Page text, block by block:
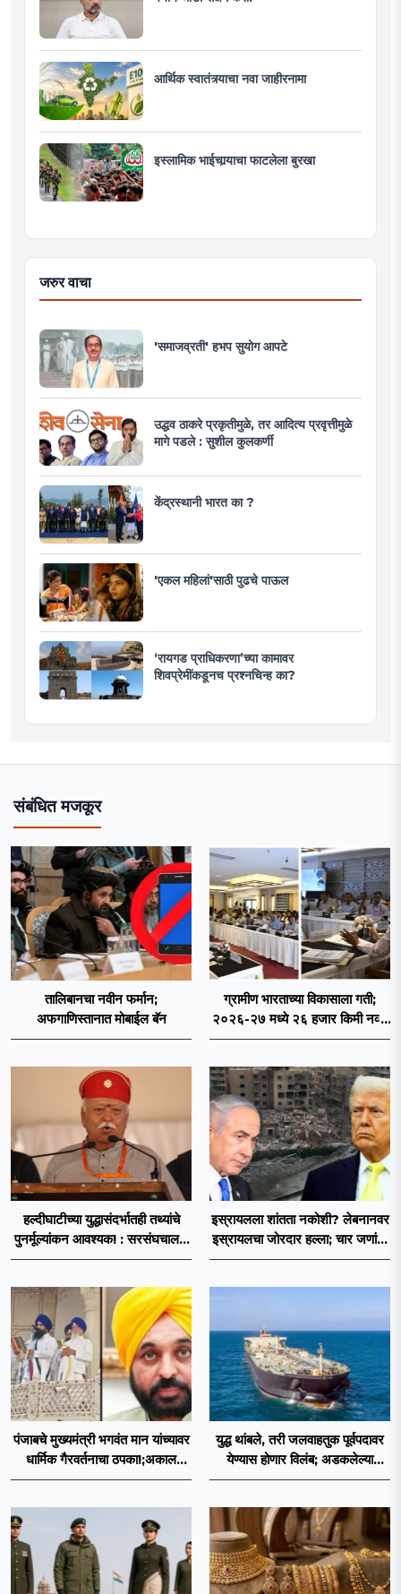
आर्थिक स्वातंत्र्याचा नवा जाहीरनामा
इस्लामिक भाईचार्‍याचा फाटलेला बुरखा
जरुर वाचा
'समाजव्रती' हभप सुयोग आपटे
उद्धव ठाकरे प्रकृतीमुळे, तर आदित्य प्रवृत्तीमुळे
मागे पडले : सुशील कुलकर्णी
केंद्रस्थानी भारत का ?
'एकल महिलां'साठी पुढचे पाऊल
‘रायगड प्राधिकरणा’च्या कामावर
शिवप्रेमींकडूनच प्रश्नचिन्ह का?
संबंधित मजकूर
तालिबानचा नवीन फर्मान;
अफगाणिस्तानात मोबाईल बॅन
ग्रामीण भारताच्या विकासाला गती;
२०२६-२७ मध्ये २६ हजार किमी नव्या
रस्त्यांचे लक्ष्य!
हल्दीघाटीच्या युद्धासंदर्भातही तथ्यांचे
पुनर्मूल्यांकन आवश्यक! : सरसंघचालक
डॉ. मोहनजी भागवत
इस्रायलला शांतता नकोशी? लेबनानवर
इस्रायलचा जोरदार हल्ला; चार जणांचा
मृत्यू, इराण-अमेरिकेत आरोप-प्रत्यारोप
पंजाबचे मुख्यमंत्री भगवंत मान यांच्यावर
धार्मिक गैरवर्तनाचा ठपका!;अकाल
तख्ताच्या निर्णयाने मोठी खळबळ
युद्ध थांबले, तरी जलवाहतुक पूर्वपदावर
येण्यास होणार विलंब; अडकलेल्या
जहाजांना कराराच्या शाश्वततेची चिंता.